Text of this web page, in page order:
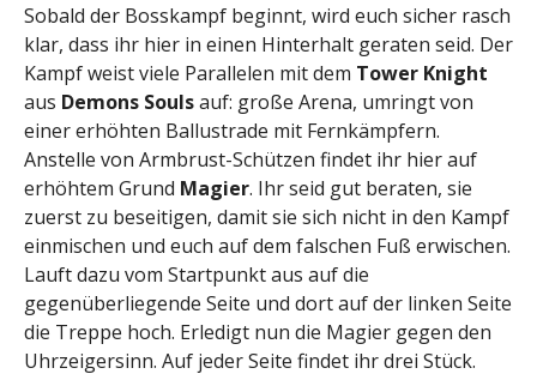
Sobald der Bosskampf beginnt, wird euch sicher rasch
klar, dass ihr hier in einen Hinterhalt geraten seid. Der
Kampf weist viele Parallelen mit dem Tower Knight
aus Demons Soulsauf: große Arena, umringt von
einer erhöhten Ballustrade mit Fernkämpfern.
Anstelle von Armbrust-Schützen findet ihr hier auf
erhöhtem Grund Magier. Ihr seid gut beraten, sie
zuerst zu beseitigen, damit sie sich nicht in den Kampf
einmischen und euch auf dem falschen Fuß erwischen.
Lauft dazu vom Startpunkt aus auf die
gegenüberliegende Seite und dort auf der linken Seite
die Treppe hoch. Erledigt nun die Magier gegen den
Uhrzeigersinn. Auf jeder Seite findet ihr drei Stück.